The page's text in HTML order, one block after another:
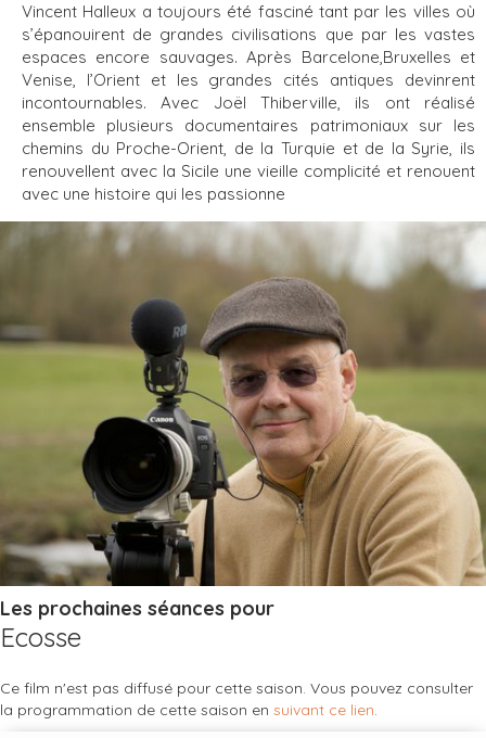
Vincent Halleux a toujours été fasciné tant par les villes où
s’épanouirent de grandes civilisations que par les vastes
espaces encore sauvages. Après Barcelone,Bruxelles et
Venise, l’Orient et les grandes cités antiques devinrent
incontournables. Avec Joël Thiberville, ils ont réalisé
ensemble plusieurs documentaires patrimoniaux sur les
chemins du Proche-Orient, de la Turquie et de la Syrie, ils
renouvellent avec la Sicile une vieille complicité et renouent
avec une histoire qui les passionne
Les prochaines séances pour
Ecosse
Ce film n'est pas diffusé pour cette saison. Vous pouvez consulter
la programmation de cette saison en suivant ce lien.